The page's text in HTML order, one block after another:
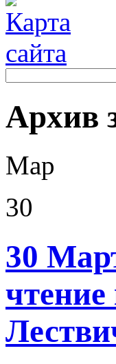
Архив
Мар
30
30